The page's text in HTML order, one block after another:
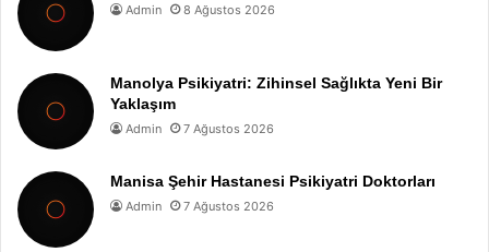
Admin 8 Ağustos 2026
Manolya Psikiyatri: Zihinsel Sağlıkta Yeni Bir
Yaklaşım
Admin 7 Ağustos 2026
Manisa Şehir Hastanesi Psikiyatri Doktorları
Admin 7 Ağustos 2026